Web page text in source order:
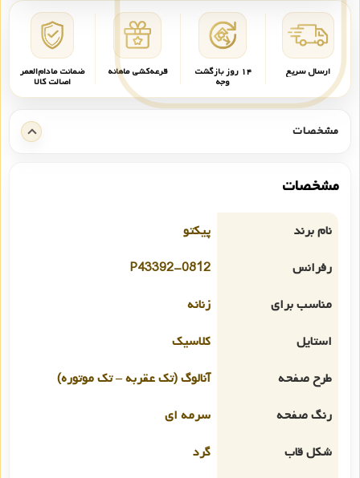
ارسال سریع ۱۴ روز بازگشت
وجه
قرعه‌کشی ماهانه ضمانت مادام‌العمر
اصالت کالا
مشخصات
مشخصات
نام برند
پیکتو
رفرانس
P43392-0812
مناسب برای
زنانه
استایل
کلاسیک
طرح صفحه
آنالوگ (تک عقربه – تک موتوره)
رنگ صفحه
سرمه ای
شکل قاب
گرد